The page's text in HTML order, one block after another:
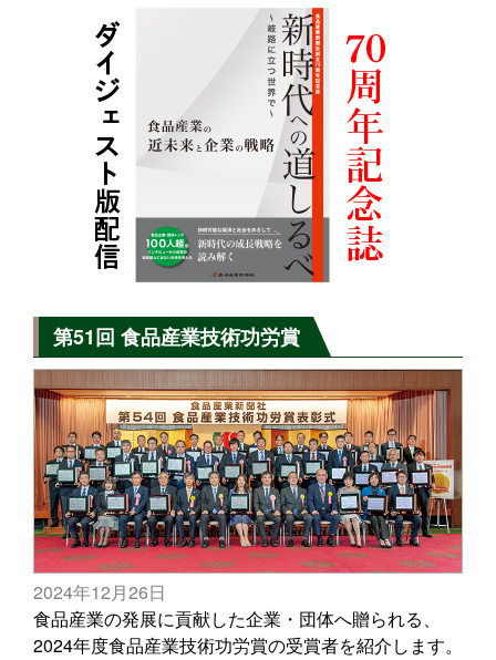
第51回 食品産業技術功労賞
2024年12月26日
食品産業の発展に貢献した企業・団体へ贈られる、
2024年度食品産業技術功労賞の受賞者を紹介します。